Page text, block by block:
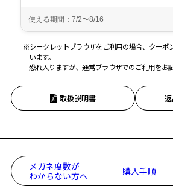
※シークレットブラウザをご利用の場合、クーポ
います。
恐れ入りますが、通常ブラウザでのご利用をお
取扱説明書
メガネ度数が
わからない方へ
購入手順